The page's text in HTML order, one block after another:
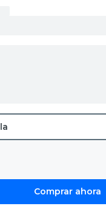
Comprar ahora